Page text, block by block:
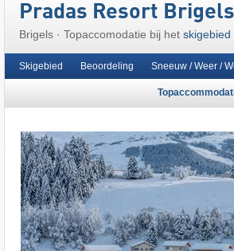
Pradas Resort Brigels
Brigels · Topaccomodatie bij het skigebied
Skigebied Beoordeling Sneeuw / Weer /